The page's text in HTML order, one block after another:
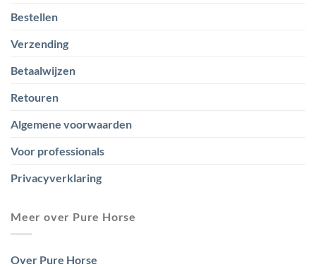
Bestellen
Verzending
Betaalwijzen
Retouren
Algemene voorwaarden
Voor professionals
Privacyverklaring
Meer over Pure Horse
Over Pure Horse